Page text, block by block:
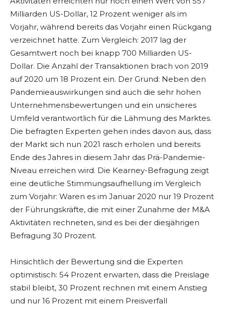
Milliarden US-Dollar, 12 Prozent weniger als im
Vorjahr, während bereits das Vorjahr einen Rückgang
verzeichnet hatte. Zum Vergleich: 2017 lag der
Gesamtwert noch bei knapp 700 Milliarden US-
Dollar. Die Anzahl der Transaktionen brach von 2019
auf 2020 um 18 Prozent ein. Der Grund: Neben den
Pandemieauswirkungen sind auch die sehr hohen
Unternehmensbewertungen und ein unsicheres
Umfeld verantwortlich für die Lähmung des Marktes.
Die befragten Experten gehen indes davon aus, dass
der Markt sich nun 2021 rasch erholen und bereits
Ende des Jahres in diesem Jahr das Prä-Pandemie-
Niveau erreichen wird. Die Kearney-Befragung zeigt
eine deutliche Stimmungsaufhellung im Vergleich
zum Vorjahr: Waren es im Januar 2020 nur 19 Prozent
der Führungskräfte, die mit einer Zunahme der M&A
Aktivitäten rechneten, sind es bei der diesjährigen
Befragung 30 Prozent.
Hinsichtlich der Bewertung sind die Experten
optimistisch: 54 Prozent erwarten, dass die Preislage
stabil bleibt, 30 Prozent rechnen mit einem Anstieg
und nur 16 Prozent mit einem Preisverfall